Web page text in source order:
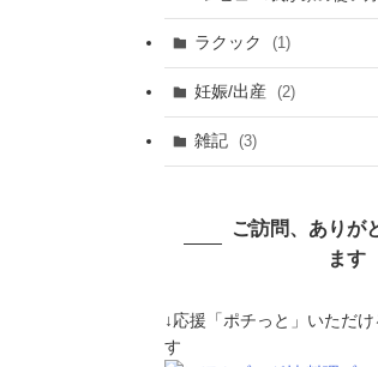
ラクック (1)
妊娠/出産 (2)
雑記 (3)
ご訪問、ありが
ます
↓応援「ポチっと」いただ
す